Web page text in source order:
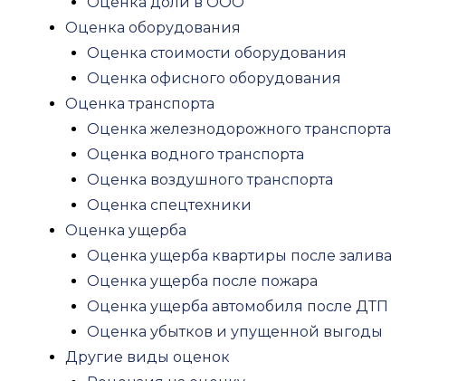
Оценка оборудования
Оценка стоимости оборудования
Оценка офисного оборудования
Оценка транспорта
Оценка железнодорожного транспорта
Оценка водного транспорта
Оценка воздушного транспорта
Оценка спецтехники
Оценка ущерба
Оценка ущерба квартиры после залива
Оценка ущерба после пожара
Оценка ущерба автомобиля после ДТП
Оценка убытков и упущенной выгоды
Другие виды оценок
Землеустроительная экспертиза
Пожарная экспертиза
Экспертиза квартиры после пожара
Экспертиза пожара автомобиля
Судебная пожарно-техническая экспертиза
Рецензия на пожарную экспертизу
Медицинская экспертиза
Экспертиза качества медицинских услуг
Стоматологическая экспертиза
Психиатрическая экспертиза
Военно-психиатрическая экспертиза
Посмертная психологическая экспертиза
Психиатрическая экспертиза на дееспособность
Рецензия на психиатрическую экспертизу
Амбулаторная психиатрическая экспертиза